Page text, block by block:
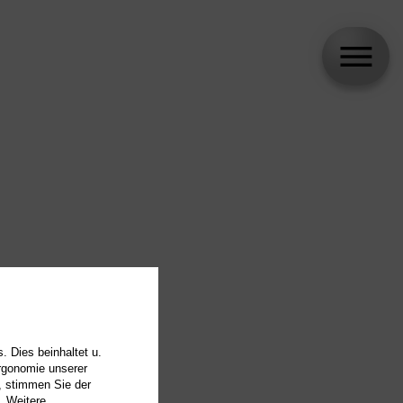
Dies beinhaltet u.
unserer
stimmen Sie der